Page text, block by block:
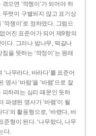
으면 ‘깍젱이’가 되어야 하
뚜렷이 구별되지 않고 표기상
깍쟁이’로 정하였다. 그럼으
어진 표준어가 되어 제9항의
다. 그러나 밤나무, 떡갈나
을 뜻하는 ‘깍정이’는 원래
나무라다, 바라다’를 표준어
명사 ‘바람’을 ‘바램’으로 잘
피하려는 심리 때문인 듯하
파생된 명사가 ‘바램’이 될
’의 활용형으로, ‘바랬다, 바
준형이 된다. ‘나무랐다, 나무
다.